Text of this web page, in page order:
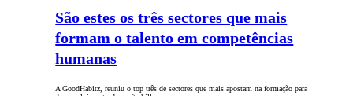
São estes os três sectores que mais
formam o talento em competências
humanas
A GoodHabitz, reuniu o top três de sectores que mais apostam na formação para